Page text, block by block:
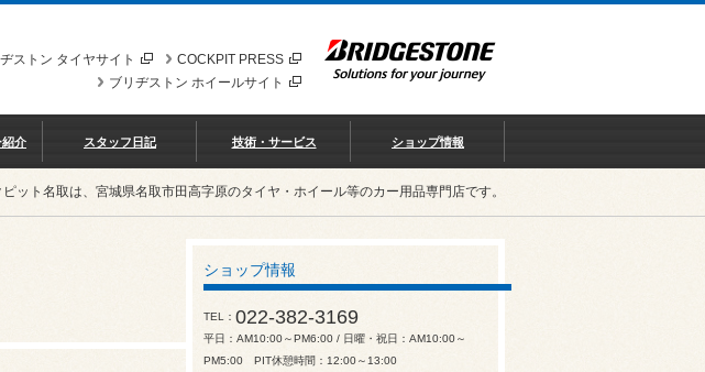
COCKPIT PRESS
ストン タイヤサイト
ブリヂストン ホイールサイト
紹介 スタッフ日記 技術・サービス ショップ情報
ット名取は、宮城県名取市田高字原のタイヤ・ホイール等のカー用品専門店です。
ショップ情報
TEL 022-382-3169
平日：AM10:00～PM6:00 / 日曜・祝日：AM10:00～
PM5:00 PIT休憩時間：12:00～13:00